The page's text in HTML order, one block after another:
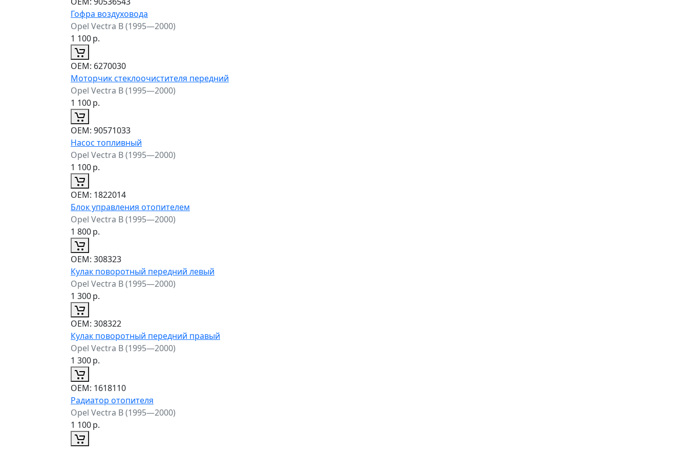
Гофра воздуховода
Opel Vectra B (1995—2000)
1 100р.
ОЕМ: 6270030
Моторчик стеклоочистителя передний
Opel Vectra B (1995—2000)
1 100р.
ОЕМ: 90571033
Насос топливный
Opel Vectra B (1995—2000)
1 100р.
ОЕМ: 1822014
Блок управления отопителем
Opel Vectra B (1995—2000)
1 800р.
ОЕМ: 308323
Кулак поворотный передний левый
Opel Vectra B (1995—2000)
1 300р.
ОЕМ: 308322
Кулак поворотный передний правый
Opel Vectra B (1995—2000)
1 300р.
ОЕМ: 1618110
Радиатор отопителя
Opel Vectra B (1995—2000)
1 100р.